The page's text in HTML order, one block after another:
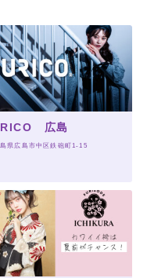
広島
県広島市中区鉄砲町1-15